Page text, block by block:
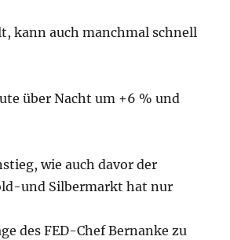
kann auch manchmal schnell
über Nacht um +6 % und
wie auch davor der
und Silbermarkt hat nur
des FED-Chef Bernanke zu